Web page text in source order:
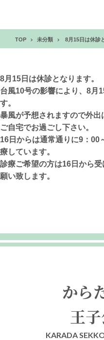
TOP 未分類 8月15日は休診
8月15日は休診となります。
台風10号の影響により、8月
す。
暴風が予想されますので外
ご自宅でお過ごし下さい。
16日からは通常通りに9：00
療しています。
診療ご希望の方は16日から
願い致します。
から
王
KARADA